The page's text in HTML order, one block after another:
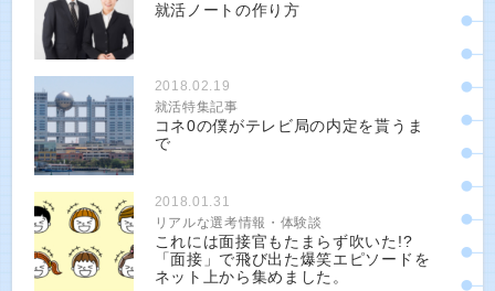
就活ノートの作り方
2018.02.19
就活特集記事
コネ0の僕がテレビ局の内定を貰うま
で
2018.01.31
リアルな選考情報・体験談
これには面接官もたまらず吹いた!?
「面接」で飛び出た爆笑エピソードを
ネット上から集めました。